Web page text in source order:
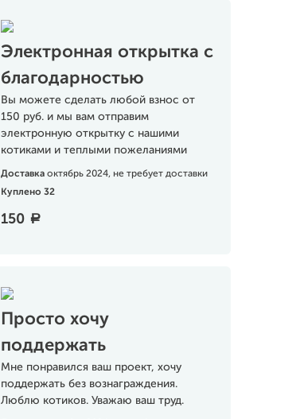
Электронная открытка с
благодарностью
Вы можете сделать любой взнос от
150 руб. и мы вам отправим
электронную открытку с нашими
котиками и теплыми пожеланиями
Доставка октябрь 2024, не требует доставки
Куплено 32
150 a
Просто хочу
поддержать
Мне понравился ваш проект, хочу
поддержать без вознаграждения.
Люблю котиков. Уважаю ваш труд.